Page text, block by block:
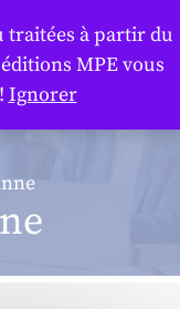
traitées à partir du
MPE vous
Ignorer